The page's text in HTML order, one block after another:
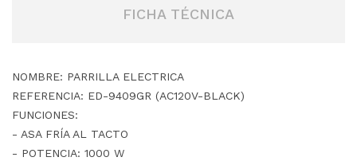
FICHA TÉCNICA
NOMBRE: PARRILLA ELECTRICA
REFERENCIA: ED-9409GR (AC120V-BLACK)
FUNCIONES:
- ASA FRÍA AL TACTO
- POTENCIA: 1000 W